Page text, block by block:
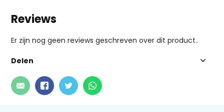
Reviews
Er zijn nog geen reviews geschreven over dit product..
Delen